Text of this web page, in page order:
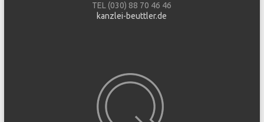
TEL (030) 88 70 46 46
kanzlei-beuttler.de